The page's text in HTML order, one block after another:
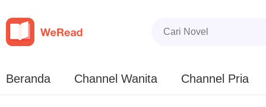
Beranda Channel Wanita Channel Pria